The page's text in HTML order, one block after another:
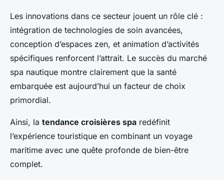
Les innovations dans ce secteur jouent un rôle clé :
intégration de technologies de soin avancées,
conception d’espaces zen, et animation d’activités
spécifiques renforcent l’attrait. Le succès du marché
spa nautique montre clairement que la santé
embarquée est aujourd’hui un facteur de choix
primordial.
Ainsi, la tendance croisières spa redéfinit
l’expérience touristique en combinant un voyage
maritime avec une quête profonde de bien-être
complet.